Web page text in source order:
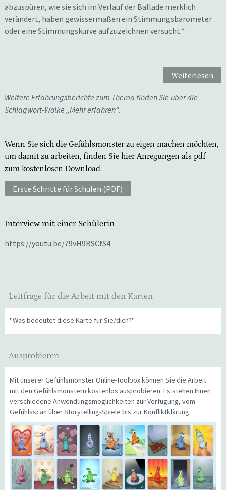
abzuspüren, wie sie sich im Verlauf der Ballade merklich
verändert, haben gewissermaßen ein Stimmungsbarometer
oder eine Stimmungskurve aufzuzeichnen versucht.“
Weiterlesen
Weitere Erfahrungsberichte zum Thema finden Sie über die
Schlagwort-Wolke „Mehr erfahren“.
Wenn Sie sich die Gefühlsmonster zu eigen machen möchten,
um damit zu arbeiten, finden Sie hier Anregungen als pdf
zum kostenlosen Download.
Erste Schritte für Schulen (PDF)
Interview mit einer Schülerin
https://youtu.be/79vH9BSCfS4
Leitfrage für die Arbeit mit den Karten
"Was bedeutet diese Karte für Sie/dich?"
Ausprobieren
Mit unserer Gefühlsmonster Online-Toolbox können Sie die Arbeit
mit den Gefühlsmonstern kostenlos ausprobieren. Es stehen Ihnen
verschiedene Anwendungsmöglichkeiten zur Verfügung, vom
Gefühlsscan über Storytelling-Spiele bis zur Konfliktklärung.